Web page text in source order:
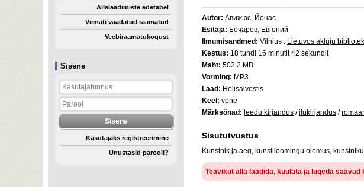
Sisene
Kasutajaks registreerimine
Unustasid parooli?
Allalaadimiste edetabel
Viimati vaadatud raamatud
Veebiraamatukogust
Autor: Авижюс, Йонас
Esitaja: Бочаров, Евгений
Ilmumisandmed: Vilnius : Lietuvos akluju
Kestus: 18 tundi 16 minutit 42 sekundit
Maht: 502.2 MB
Vorming: MP3
Laad: Helisalvestis
Keel: vene
Märksõnad: leedu kirjandus /ilukirjandus /
Sisututvustus
Kunstnik ja aeg, kunstiloomingu olemus,
Teavikut alla laadida, kuulata ja lugeda